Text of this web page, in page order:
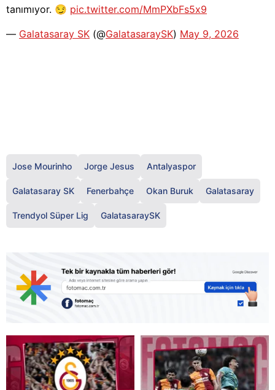
tanımıyor. 😏 pic.twitter.com/MmPXbFs5x9
— Galatasaray SK (@GalatasaraySK) May 9, 2026
Jose Mourinho Jorge Jesus Antalyaspor
Galatasaray SK Fenerbahçe Okan Buruk Galatasaray
Trendyol Süper Lig GalatasaraySK